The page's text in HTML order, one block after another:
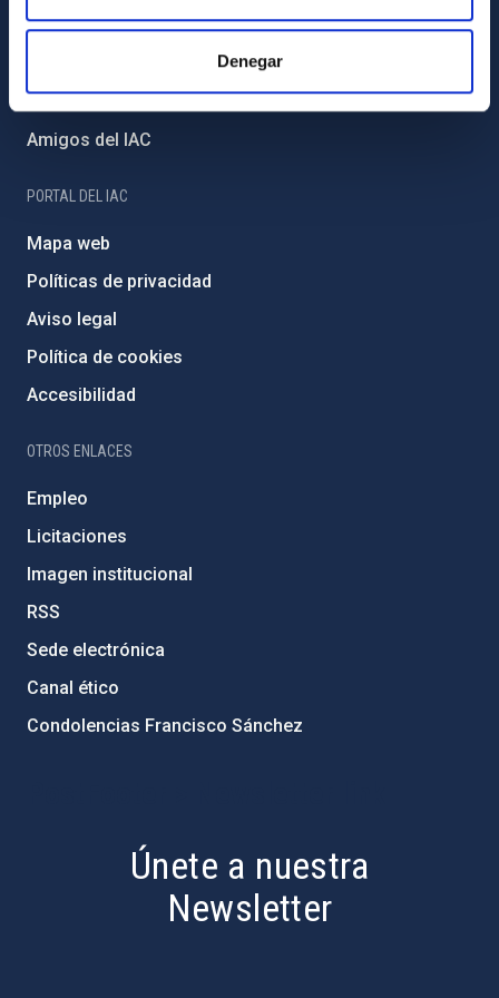
Denegar
Proyectos institucionales
Programa Severo Ochoa
Amigos del IAC
PORTAL DEL IAC
Mapa web
Políticas de privacidad
Aviso legal
Política de cookies
Accesibilidad
OTROS ENLACES
Empleo
Licitaciones
Imagen institucional
RSS
Sede electrónica
Canal ético
Condolencias Francisco Sánchez
Únete a nuestra
Newsletter